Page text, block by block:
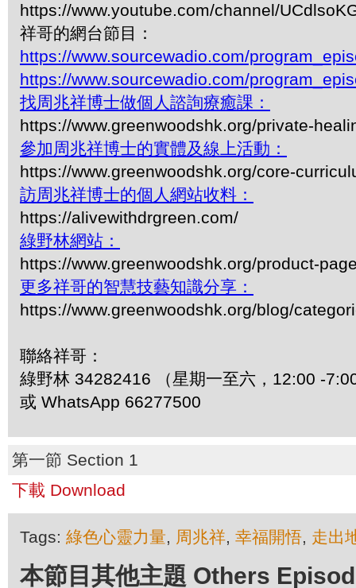
https://www.youtube.com/channel/
祥哥的網台節目：
https://www.sourcewadio.com/
https://www.sourcewadio.com/
找周兆祥博士做個人諮詢療癒課：
https://www.greenwoodshk.org/private-
參加周兆祥博士的實體及線上活動：
https://www.greenwoodshk.org/core-
訪周兆祥博士的個人網站收料：
https://alivewithdrgreen.com/
綠野林網站：
https://www.greenwoodshk.org/product-
更多祥哥的智慧技藝知識分享：
https://www.greenwoodshk.org/blog/
聯絡祥哥：
綠野林 34282416 （星期一至六，12:00 -
或 WhatsApp 66277500
第一節 Section 1
下載 Download
Tags: 綠色心靈力量, 周兆祥, 幸福開悟, 走出
本節目其他主題 Others